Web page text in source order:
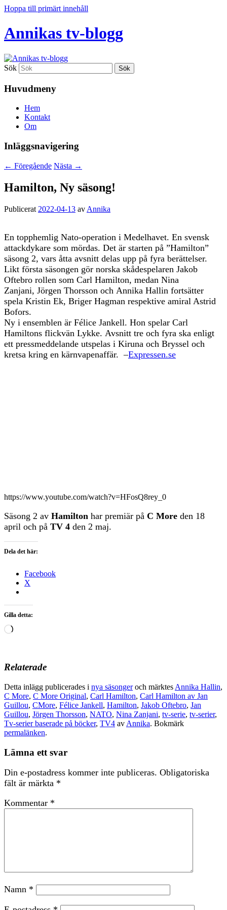
Hoppa till primärt innehåll
Annikas tv-blogg
Sök
Huvudmeny
Hem
Kontakt
Om
Inläggsnavigering
← Föregående Nästa →
Hamilton, Ny säsong!
Publicerat 2022-04-13 av Annika
En topphemlig Nato-operation i Medelhavet. En svensk
attackdykare som mördas. Det är starten på ”Hamilton”
säsong 2, vars åtta avsnitt delas upp på fyra berättelser.
Likt första säsongen gör norska skådespelaren Jakob
Oftebro rollen som Carl Hamilton, medan Nina
Zanjani, Jörgen Thorsson och Annika Hallin fortsätter
spela Kristin Ek, Briger Hagman respektive amiral Astrid
Bofors.
Ny i ensemblen är Félice Jankell. Hon spelar Carl
Hamiltons flickvän Lykke. Avsnitt tre och fyra ska enligt
ett pressmeddelande utspelas i Kiruna och Bryssel och
kretsa kring en kärnvapenaffär. –Expressen.se
https://www.youtube.com/watch?v=HFosQ8rey_0
Säsong 2 av Hamilton har premiär på C More den 18
april och på TV 4 den 2 maj.
Dela det här:
Facebook
X
Gilla detta:
Laddar
Relaterade
Detta inlägg publicerades i nya säsongeroch märktes Annika Hallin,
C More, C More Original, Carl Hamilton, Carl Hamilton av Jan
Guillou, CMore, Félice Jankell, Hamilton, Jakob Oftebro, Jan
Guillou, Jörgen Thorsson, NATO, Nina Zanjani, tv-serie, tv-serier,
Tv-serier baserade på böcker, TV4 av Annika. Bokmärk
permalänken.
Lämna ett svar
Din e-postadress kommer inte publiceras. Obligatoriska
fält är märkta *
Kommentar *
Namn *